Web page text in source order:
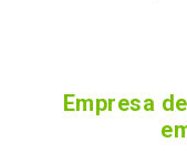
Empresa